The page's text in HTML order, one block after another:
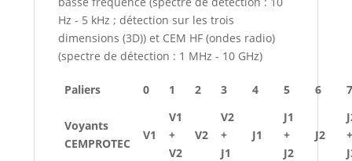
Hz - 5 kHz ; détection sur les trois
dimensions (3D)) et CEM HF (ondes radio)
(spectre de détection : 1 MHz - 10 GHz)
Paliers 0 1 2 3 4 5 6
Voyants
CEMPROTEC
V1
V1
+
V2
V2
V2
+
J1
J1
J1
+
J2
J2